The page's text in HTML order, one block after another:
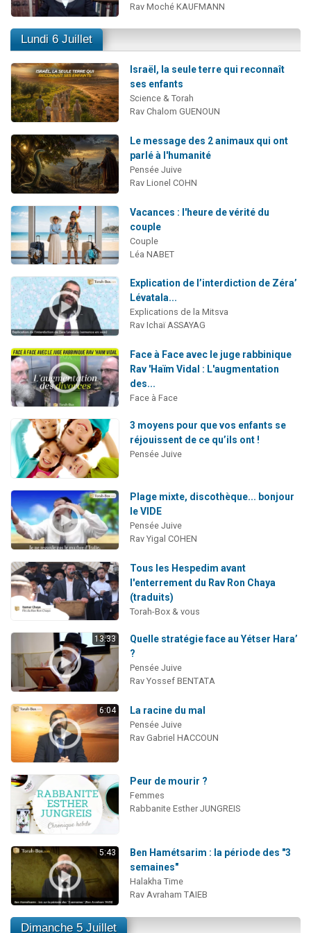
Rav Moché KAUFMANN
Lundi 6 Juillet
Israël, la seule terre qui reconnaît
ses enfants
Science & Torah
Rav Chalom GUENOUN
Le message des 2 animaux qui ont
parlé à l'humanité
Pensée Juive
Rav Lionel COHN
Vacances : l'heure de vérité du
couple
Couple
Léa NABET
Explication de l’interdiction de Zéra’
Lévatala...
Explications de la Mitsva
Rav Ichaï ASSAYAG
Face à Face avec le juge rabbinique
Rav 'Haïm Vidal : L'augmentation
des...
Face à Face
3 moyens pour que vos enfants se
réjouissent de ce qu’ils ont !
Pensée Juive
Plage mixte, discothèque... bonjour
le VIDE
Pensée Juive
Rav Yigal COHEN
Tous les Hespedim avant
l'enterrement du Rav Ron Chaya
(traduits)
Torah-Box & vous
13:33
Quelle stratégie face au Yétser Hara’
?
Pensée Juive
Rav Yossef BENTATA
6:04 La racine du mal
Pensée Juive
Rav Gabriel HACCOUN
Peur de mourir ?
Femmes
Rabbanite Esther JUNGREIS
5:43
Ben Hamétsarim : la période des "3
semaines"
Halakha Time
Rav Avraham TAIEB
Dimanche 5 Juillet